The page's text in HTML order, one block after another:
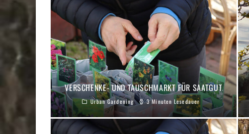
VERSCHENKE- UND TAUSCHMARKT FÜR SAATGUT
Urban Gardening 3 Minuten Lesedauer